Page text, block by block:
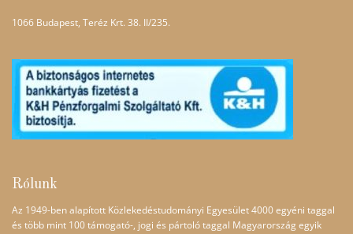
1066 Budapest, Teréz Krt. 38. II/235.
Rólunk
Az 1949-ben alapított Közlekedéstudományi Egyesület 4000 egyéni taggal
és több mint 100 támogató-, jogi és pártoló taggal Magyarország egyik